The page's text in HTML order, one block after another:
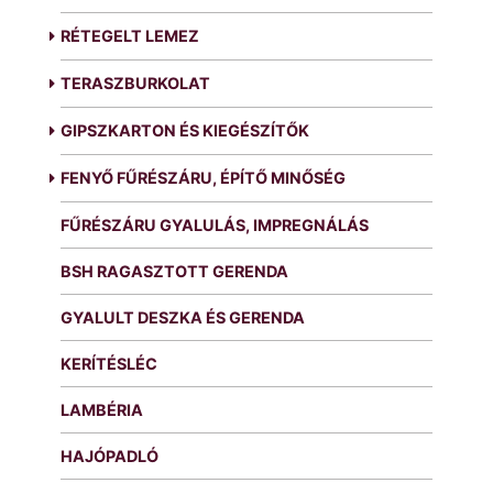
RÉTEGELT LEMEZ
TERASZBURKOLAT
GIPSZKARTON ÉS KIEGÉSZÍTŐK
FENYŐ FŰRÉSZÁRU, ÉPÍTŐ MINŐSÉG
FŰRÉSZÁRU GYALULÁS, IMPREGNÁLÁS
BSH RAGASZTOTT GERENDA
GYALULT DESZKA ÉS GERENDA
KERÍTÉSLÉC
LAMBÉRIA
HAJÓPADLÓ